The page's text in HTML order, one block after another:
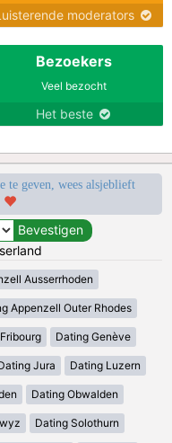
moderators
Bezoekers
Veel bezocht
Het beste
te geven, wees alsjeblieft
Ausserrhoden
Appenzell Outer Rhodes
Dating Genève
Jura Dating Luzern
Dating Obwalden
Dating Solothurn